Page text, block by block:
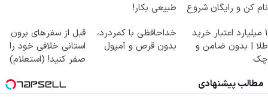
نام کن و رایگان شروع
طبیعی بکار!
۱ میلیارد اعتبار خرید
طلا | بدون ضامن و
چک
خداحافظی با کمردرد،
بدون قرص و آمپول
قبل از سفرهای برون
استانی خلافی خود را
صفر کنید! (استعلام)
مطالب پیشنهادی